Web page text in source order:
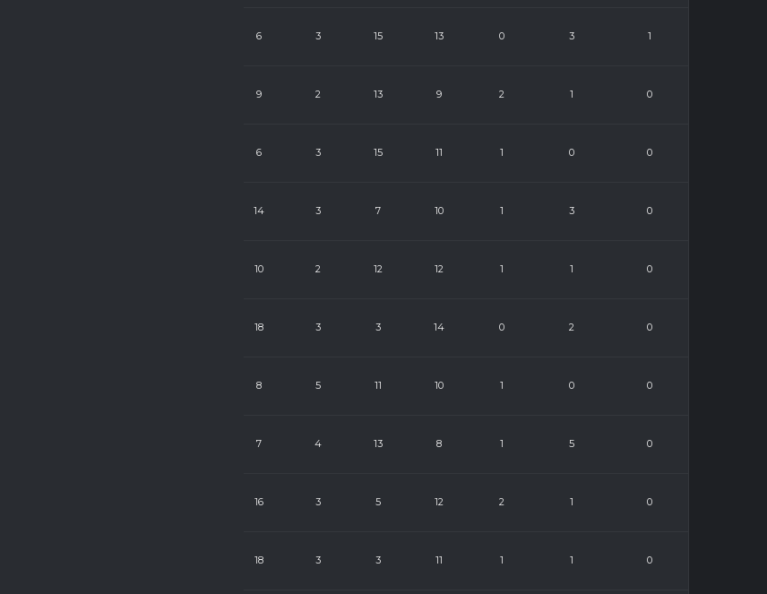
6 3 15 13 0 3 1
9 2 13 9 2 1 0
6 3 15 11 1 0 0
14 3 7 10 1 3 0
10 2 12 12 1 1 0
18 3 3 14 0 2 0
8 5 11 10 1 0 0
7 4 13 8 1 5 0
16 3 5 12 2 1 0
18 3 3 11 1 1 0